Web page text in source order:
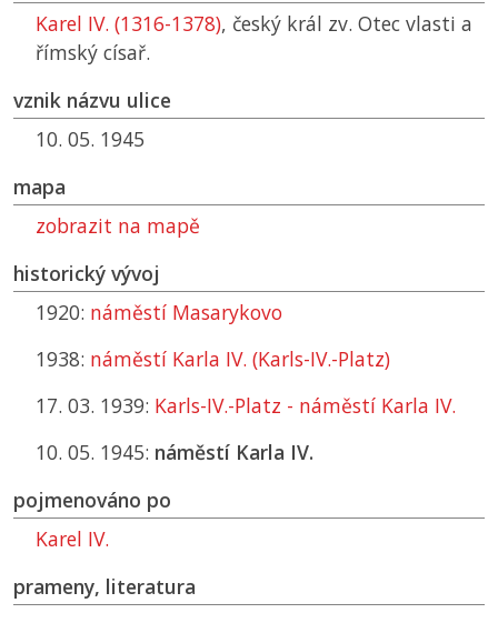
Karel IV. (1316-1378), český král zv. Otec vlasti a
římský císař.
vznik názvu ulice
10. 05. 1945
mapa
zobrazit na mapě
historický vývoj
1920: náměstí Masarykovo
1938: náměstí Karla IV. (Karls-IV.-Platz)
17. 03. 1939: Karls-IV.-Platz - náměstí Karla IV.
10. 05. 1945: náměstí Karla IV.
pojmenováno po
Karel IV.
prameny, literatura